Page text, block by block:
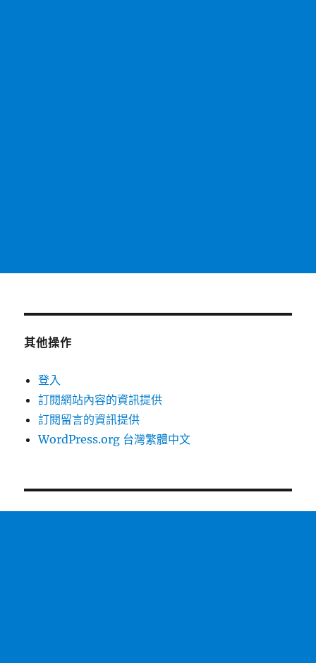
其他操作
登入
訂閱網站內容的資訊提供
訂閱留言的資訊提供
WordPress.org 台灣繁體中文